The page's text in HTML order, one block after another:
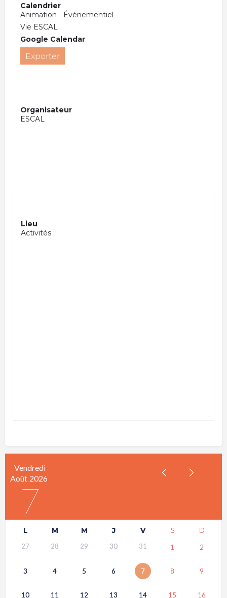
Calendrier
Animation - Événementiel
Vie ESCAL
Google Calendar
Exporter
Organisateur
ESCAL
Lieu
Activités
Vendredi
Août 2026
7
L M M J V S D
27 28 29 30 31 1 2
3 4 5 6 7 8 9
10 11 12 13 14 15 16